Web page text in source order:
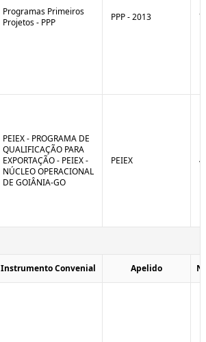
Programas Primeiros
Projetos - PPP
PPP - 2013
PEIEX - PROGRAMA DE
QUALIFICAÇÃO PARA
EXPORTAÇÃO - PEIEX -
NÚCLEO OPERACIONAL
DE GOIÂNIA-GO
PEIEX
Instrumento Convenial Apelido